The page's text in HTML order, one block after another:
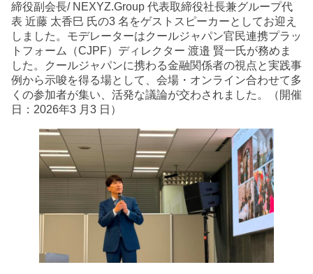
締役副会長/ NEXYZ.Group 代表取締役社長兼グループ代
表 近藤 太香巳 氏の3 名をゲストスピーカーとしてお迎え
しました。モデレーターはクールジャパン官民連携プラッ
トフォーム（CJPF）ディレクター 渡邉 賢一氏が務めま
した。クールジャパンに携わる金融関係者の視点と実践事
例から示唆を得る場として、会場・オンライン合わせて多
くの参加者が集い、活発な議論が交わされました。（開催
日：2026年3 月3 日）